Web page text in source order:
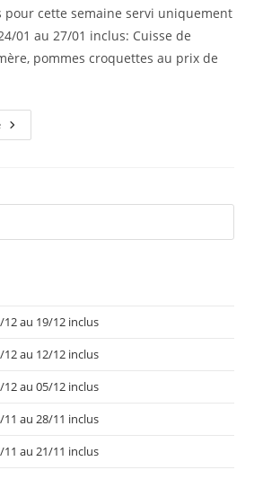
pour cette semaine servi uniquement
01 au 27/01 inclus: Cuisse de
pommes croquettes au prix de
au 19/12 inclus
au 12/12 inclus
au 05/12 inclus
au 28/11 inclus
au 21/11 inclus